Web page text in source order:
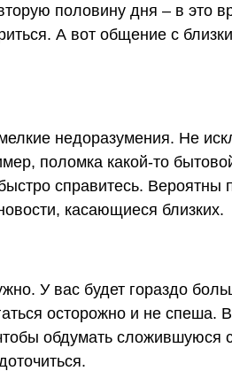
половину дня – в это
А вот общение с
недоразумения. Не
поломка какой-то
справитесь. Вероятны
касающиеся близких.
У вас будет гораздо
осторожно и не спеша.
обдумать сложившуюся